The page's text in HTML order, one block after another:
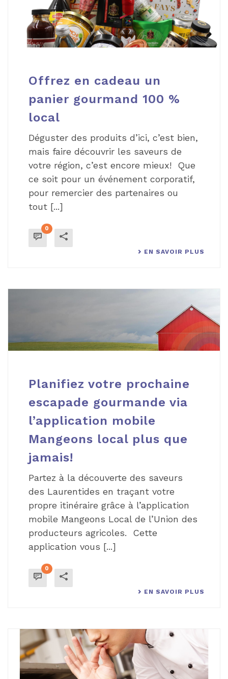
Offrez en cadeau un
panier gourmand 100 %
local
Déguster des produits d’ici, c’est bien,
mais faire découvrir les saveurs de
votre région, c’est encore mieux! Que
ce soit pour un événement corporatif,
pour remercier des partenaires ou
tout [...]
0
EN SAVOIR PLUS
Planifiez votre prochaine
escapade gourmande via
l’application mobile
Mangeons local plus que
jamais!
Partez à la découverte des saveurs
des Laurentides en traçant votre
propre itinéraire grâce à l’application
mobile Mangeons Local de l’Union des
producteurs agricoles. Cette
application vous [...]
0
EN SAVOIR PLUS